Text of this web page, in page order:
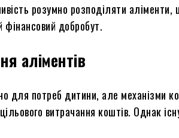
розумно розподіляти
фінансовий добробут.
аліментів
для потреб дитини, але механізми
витрачання коштів. Однак